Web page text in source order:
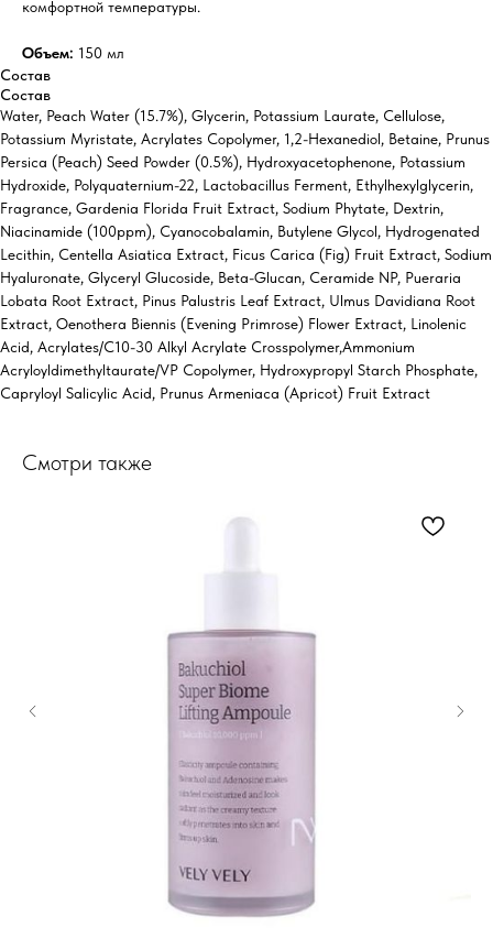
комфортной температуры.
Объем: 150 мл
Состав
Состав
Water, Peach Water (15.7%), Glycerin, Potassium Laurate, Cellulose,
Potassium Myristate, Acrylates Copolymer, 1,2-Hexanediol, Betaine, Prunus
Persica (Peach) Seed Powder (0.5%), Hydroxyacetophenone, Potassium
Hydroxide, Polyquaternium-22, Lactobacillus Ferment, Ethylhexylglycerin,
Fragrance, Gardenia Florida Fruit Extract, Sodium Phytate, Dextrin,
Niacinamide (100ppm), Cyanocobalamin, Butylene Glycol, Hydrogenated
Lecithin, Centella Asiatica Extract, Ficus Carica (Fig) Fruit Extract, Sodium
Hyaluronate, Glyceryl Glucoside, Beta-Glucan, Ceramide NP, Pueraria
Lobata Root Extract, Pinus Palustris Leaf Extract, Ulmus Davidiana Root
Extract, Oenothera Biennis (Evening Primrose) Flower Extract, Linolenic
Acid, Acrylates/C10-30 Alkyl Acrylate Crosspolymer,Ammonium
Acryloyldimethyltaurate/VP Copolymer, Hydroxypropyl Starch Phosphate,
Capryloyl Salicylic Acid, Prunus Armeniaca (Apricot) Fruit Extract
Смотри также